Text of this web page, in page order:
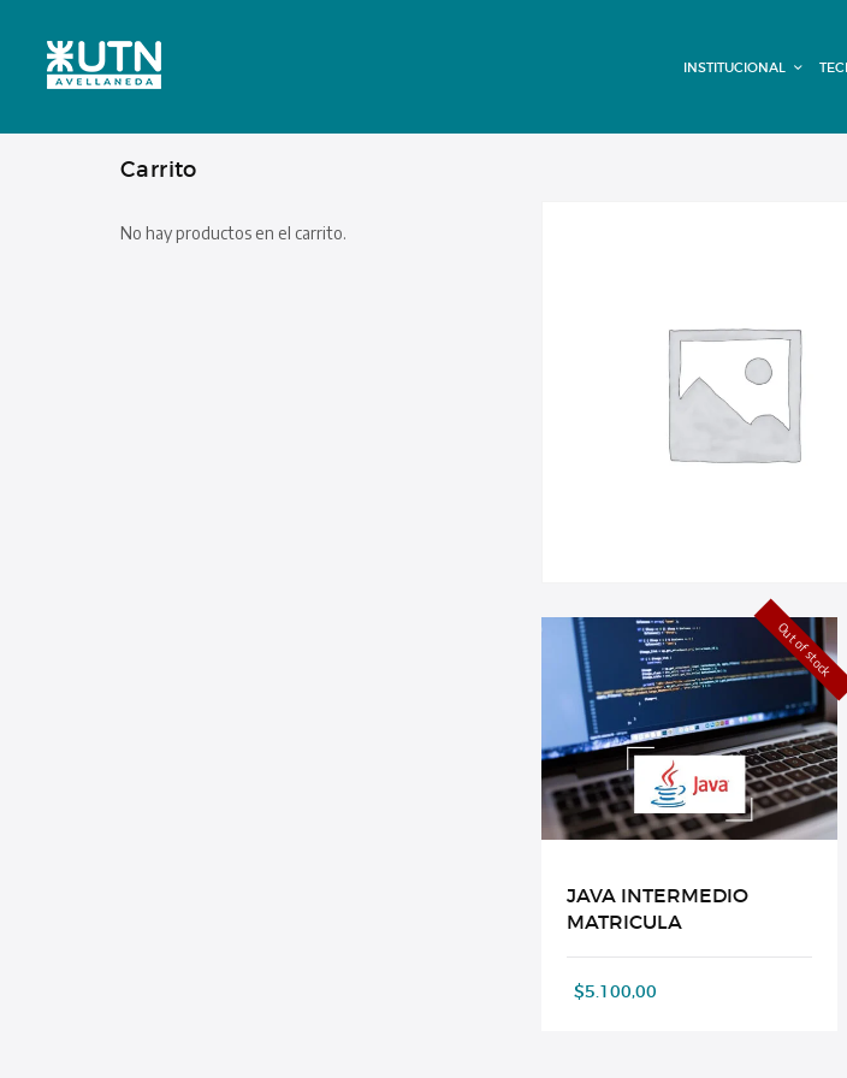
INSTITUCIONAL
DOMÍNICO
CONTACTO
Out of stock
JAVA INTERMEDIO
MATRICULA
$5.100,00
Carrito
No hay productos en el carrito.